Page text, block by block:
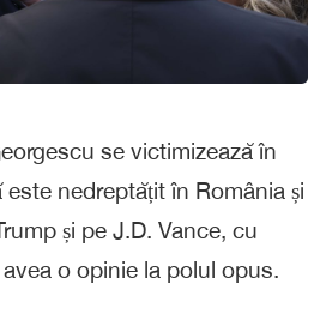
se victimizează în
nedreptățit în România și
și pe J.D. Vance, cu
o opinie la polul opus.